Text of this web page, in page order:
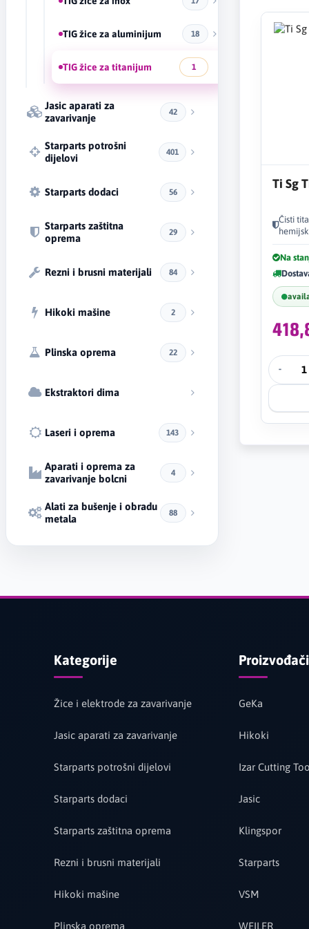
TIG žice za aluminijum 18
TIG žice za titanijum 1
Jasic aparati za
zavarivanje
42
Starparts potrošni
dijelovi
401
Starparts dodaci 56
Starparts zaštitna
oprema
29
Rezni i brusni materijali 84
Hikoki mašine 2
Plinska oprema 22
Ekstraktori dima
Laseri i oprema 143
Aparati i oprema za
zavarivanje bolcni
4
Alati za bušenje i obradu
metala
88
Ti Sg
Čisti
Na
-
Kategorije
Žice i elektrode za zavarivanje
Jasic aparati za zavarivanje
Starparts potrošni dijelovi
Starparts dodaci
Starparts zaštitna oprema
Rezni i brusni materijali
Hikoki mašine
Plinska oprema
Proizvođači
GeKa
Hikoki
Izar Cutting
Jasic
Klingspor
Starparts
VSM
WEILER